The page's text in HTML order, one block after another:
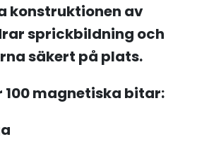
konstruktionen av
sprickbildning och
säkert på plats.
100 magnetiska bitar: